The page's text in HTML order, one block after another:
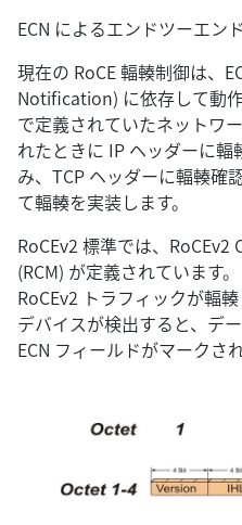
ECN によるエンドツーエン
現在の RoCE 輻輳制御は、
Notification) に依存して動
で定義されていたネットワ
れたときに IP ヘッダーに
み、TCP ヘッダーに輻輳確
て輻輳を実装します。
RoCEv2 標準では、
(RCM) が定義されています
RoCEv2 トラフィックが輻
デバイスが検出すると、デ
ECN フィールドがマークされ